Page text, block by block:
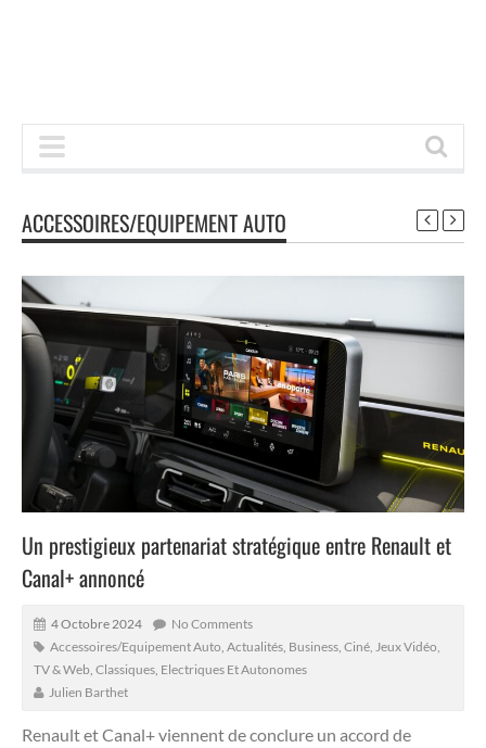
ACCESSOIRES/EQUIPEMENT AUTO
Un prestigieux partenariat stratégique entre Renault et
Canal+ annoncé
4 Octobre 2024
No Comments
Accessoires/Equipement Auto Actualités Business Ciné, Jeux Vidéo,
TV & Web Classiques Electriques Et Autonomes
Julien Barthet
Renault et Canal+ viennent de conclure un accord de